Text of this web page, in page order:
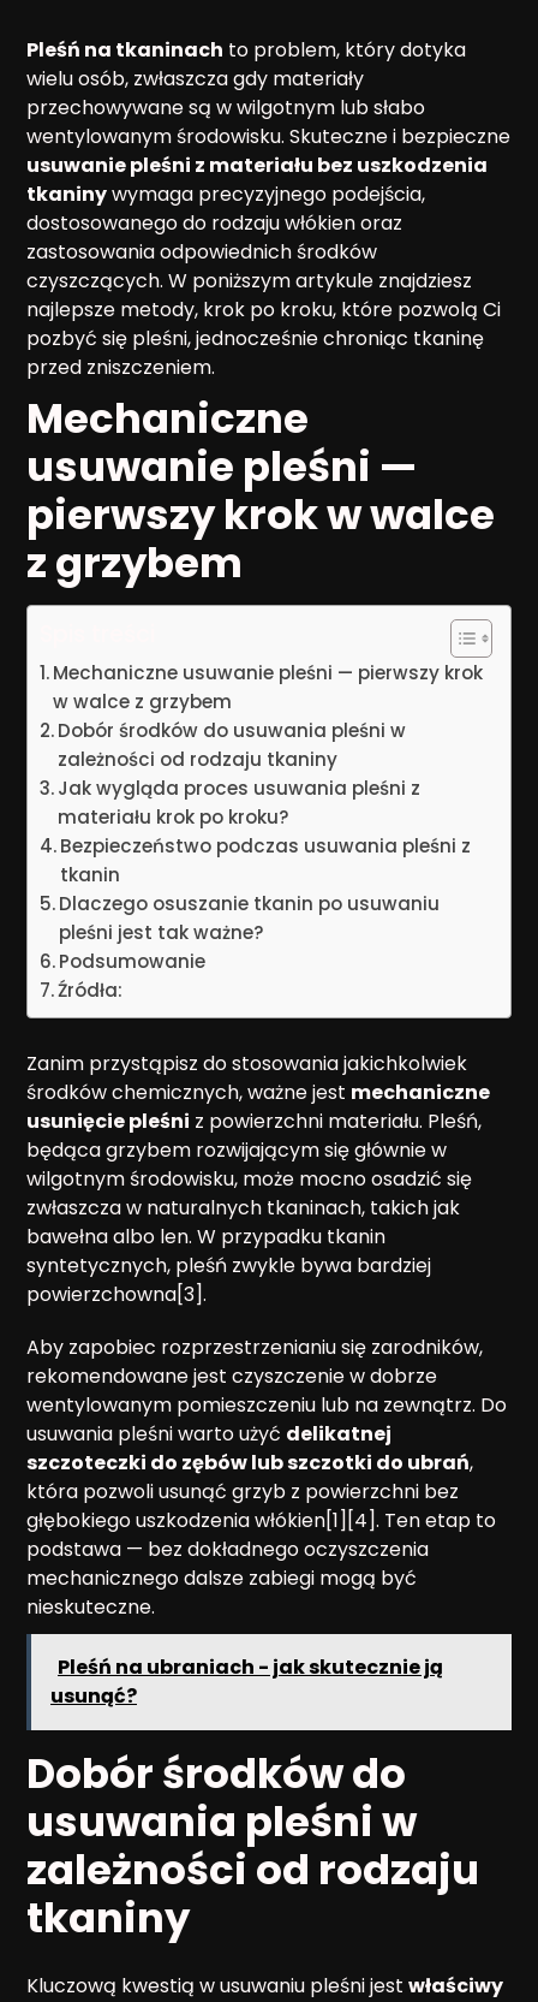
Pleśń na tkaninach to problem, który dotyka
wielu osób, zwłaszcza gdy materiały
przechowywane są w wilgotnym lub słabo
wentylowanym środowisku. Skuteczne i bezpieczne
usuwanie pleśni z materiału bez uszkodzenia
tkaninywymaga precyzyjnego podejścia,
dostosowanego do rodzaju włókien oraz
zastosowania odpowiednich środków
czyszczących. W poniższym artykule znajdziesz
najlepsze metody, krok po kroku, które pozwolą Ci
pozbyć się pleśni, jednocześnie chroniąc tkaninę
przed zniszczeniem.
Mechaniczne
usuwanie pleśni —
pierwszy krok w walce
z grzybem
Mechaniczne usuwanie pleśni — pierwszy krok
w walce z grzybem
Dobór środków do usuwania pleśni w
zależności od rodzaju tkaniny
Jak wygląda proces usuwania pleśni z
materiału krok po kroku?
Bezpieczeństwo podczas usuwania pleśni z
tkanin
Dlaczego osuszanie tkanin po usuwaniu
pleśni jest tak ważne?
Podsumowanie
Źródła:
Zanim przystąpisz do stosowania jakichkolwiek
środków chemicznych, ważne jest mechaniczne
usunięcie pleśni z powierzchni materiału. Pleśń,
będąca grzybem rozwijającym się głównie w
wilgotnym środowisku, może mocno osadzić się
zwłaszcza w naturalnych tkaninach, takich jak
bawełna albo len. W przypadku tkanin
syntetycznych, pleśń zwykle bywa bardziej
powierzchowna[3].
Aby zapobiec rozprzestrzenianiu się zarodników,
rekomendowane jest czyszczenie w dobrze
wentylowanym pomieszczeniu lub na zewnątrz. Do
usuwania pleśni warto użyć delikatnej
szczoteczki do zębów lub szczotki do ubrań,
która pozwoli usunąć grzyb z powierzchni bez
głębokiego uszkodzenia włókien[1][4]. Ten etap to
podstawa — bez dokładnego oczyszczenia
mechanicznego dalsze zabiegi mogą być
nieskuteczne.
Pleśń na ubraniach - jak skutecznie ją
usunąć?
Dobór środków do
usuwania pleśni w
zależności od rodzaju
tkaniny
Kluczową kwestią w usuwaniu pleśni jest właściwy